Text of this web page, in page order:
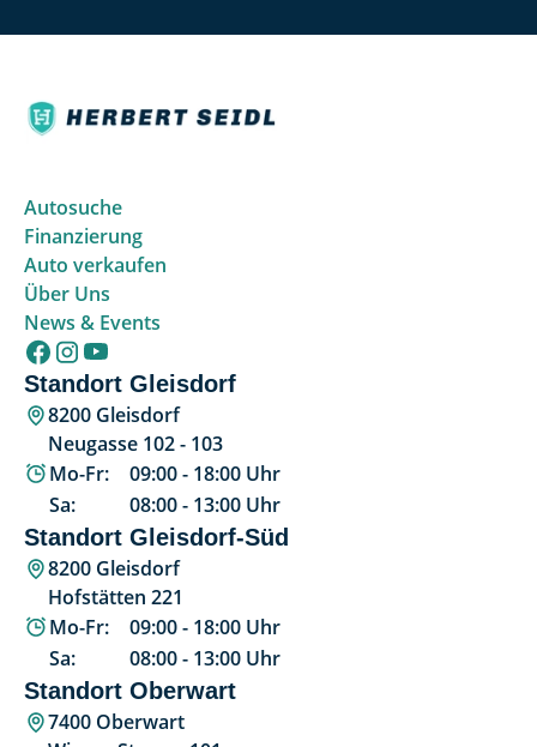
Autosuche
Finanzierung
Auto verkaufen
Über Uns
News & Events
Standort Gleisdorf
8200 Gleisdorf
Neugasse 102 - 103
Mo-Fr:
09:00- 18:00 Uhr
Sa:
08:00- 13:00 Uhr
Standort Gleisdorf-Süd
8200 Gleisdorf
Hofstätten 221
Mo-Fr:
09:00- 18:00 Uhr
Sa:
08:00- 13:00 Uhr
Standort Oberwart
7400 Oberwart